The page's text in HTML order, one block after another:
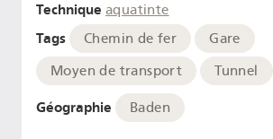
Technique aquatinte
Tags Chemin de fer
Gare
Moyen de transport
Tunnel
Géographie Baden